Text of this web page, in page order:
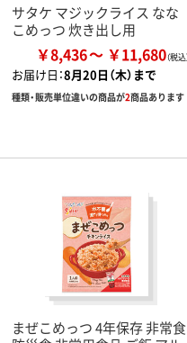
サタケ マジックライス なな
こめっつ 炊き出し用
￥8,436 ￥11,680
お届け日：8月20日（木）まで
種類・販売単位違いの商品が2商品あります
まぜこめっつ 4年保存 非常食